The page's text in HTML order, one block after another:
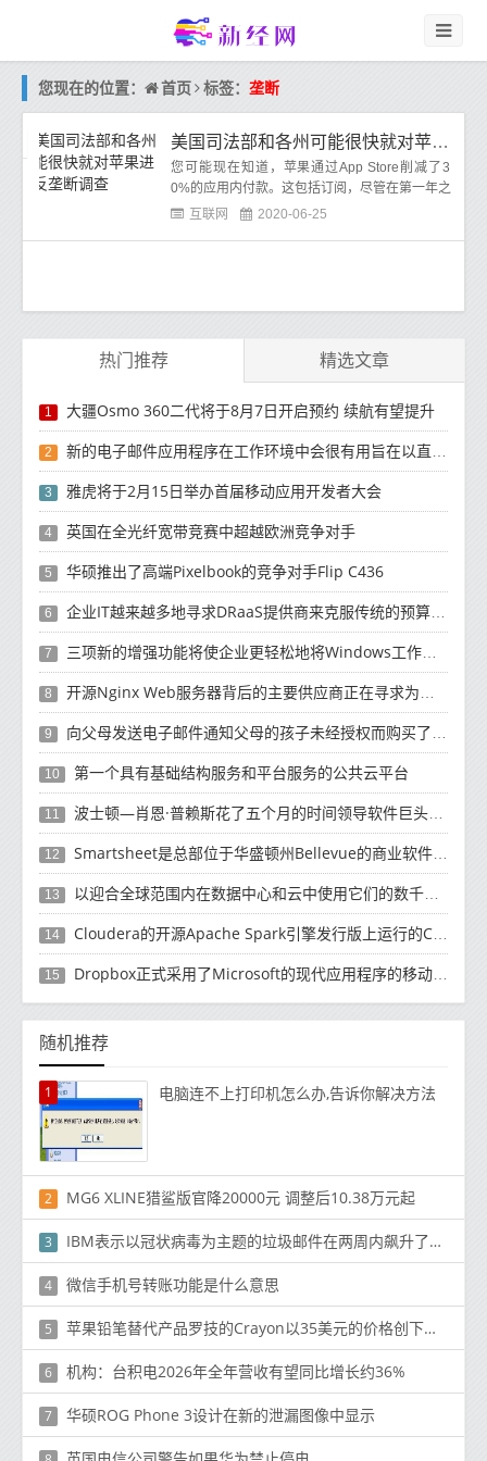
您现在的位置： 首页 标签： 垄断
美国司法部和各州可能很快就对苹果进行反垄断调查
您可能现在知道，苹果通过App Store削减了3
0%的应用内付款。这包括订阅，尽管在第一年之
后，苹果的降价幅度降低到了15%。
互联网 2020-06-25
热门推荐 精选文章
1 大疆Osmo 360二代将于8月7日开启预约 续航有望提升
2 新的电子邮件应用程序在工作环境中会很有用旨在以直观方式组织电子邮件收件箱的新功能
3 雅虎将于2月15日举办首届移动应用开发者大会
4 英国在全光纤宽带竞赛中超越欧洲竞争对手
5 华硕推出了高端Pixelbook的竞争对手Flip C436
6 企业IT越来越多地寻求DRaaS提供商来克服传统的预算资源和复杂性挑战
7 三项新的增强功能将使企业更轻松地将Windows工作负载迁移到云
8 开源Nginx Web服务器背后的主要供应商正在寻求为未来10年的增长提供资金
9 向父母发送电子邮件通知父母的孩子未经授权而购买了有关如何退款的产品
10 第一个具有基础结构服务和平台服务的公共云平台
11 波士顿—肖恩·普赖斯花了五个月的时间领导软件巨头SAP的云计算工作
12 Smartsheet是总部位于华盛顿州Bellevue的商业软件制造商
13 以迎合全球范围内在数据中心和云中使用它们的数千名客户
14 Cloudera的开源Apache Spark引擎发行版上运行的Cloud Dataflow版本
15 Dropbox正式​​采用了Microsoft的现代应用程序的移动计算方法
随机推荐
1 电脑连不上打印机怎么办,告诉你解决方法
2 MG6 XLINE猎鲨版官降20000元 调整后10.38万元起
3 IBM表示以冠状病毒为主题的垃圾邮件在两周内飙升了14000%
4 微信手机号转账功能是什么意思
5 苹果铅笔替代产品罗技的Crayon以35美元的价格创下历史新低
6 机构：台积电2026年全年营收有望同比增长约36%
7 华硕ROG Phone 3设计在新的泄漏图像中显示